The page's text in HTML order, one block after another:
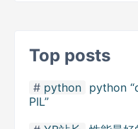
Top posts
python python
PIL”